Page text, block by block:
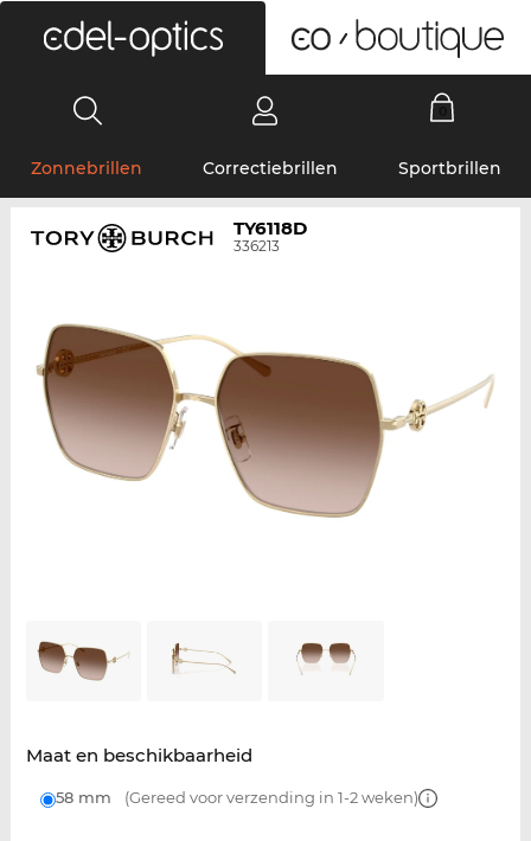
Zonnebrillen Correctiebrillen Sportbrillen
TY6118D
336213
Maat en beschikbaarheid
58 mm (Gereed voor verzending in 1-2 weken)